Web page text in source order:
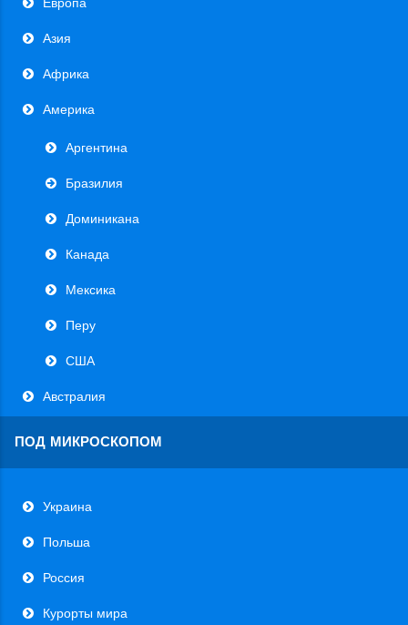
Азия
Африка
Америка
Аргентина
Бразилия
Доминикана
Канада
Мексика
Перу
США
Австралия
ПОД МИКРОСКОПОМ
Украина
Польша
Россия
Курорты мира